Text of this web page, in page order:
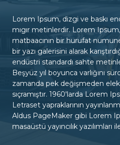
Firmanıza ait ulaşım ve iletişim
firma bilgileri sayfasından
ÇALIŞMA SAATLERİ
Hafta içi : 09:00 - 18:00
Hafta sonu : 10:00 - 15:00
İLETİŞİM
0322 000 00 00
iletisim@siteadresiniz.com
Lorem Ipsum, dizgi ve baskı
mıgır metinlerdir. Lorem
matbaacının bir hurufat
bir yazı galerisini alarak
endüstri standardı sahte
Beşyüz yıl boyunca varlığını
zamanda pek değişmeden
sıçramıştır. 1960'larda Lorem
Letraset yapraklarının
Aldus PageMaker gibi Lorem
masaüstü yayıncılık